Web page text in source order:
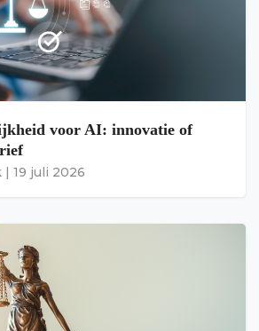
voor AI: innovatie of
| 19 juli 2026